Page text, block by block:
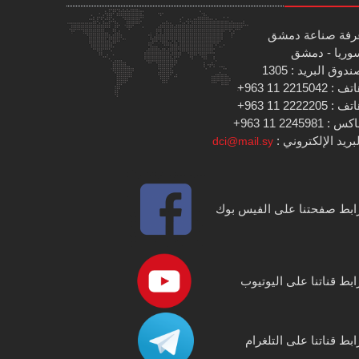
صناعة دمشق
- دمشق
البريد : 1305
: 2215042 11 963+
: 2222205 11 963+
: 2245981 11 963+
الإلكتروني : dci@mail.sy
صفحتنا على الفيس بوك
قناتنا على اليوتيوب
قناتنا على التلغرام